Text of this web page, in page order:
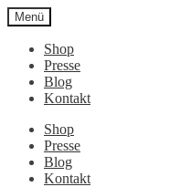
Menü
Shop
Presse
Blog
Kontakt
Shop
Presse
Blog
Kontakt